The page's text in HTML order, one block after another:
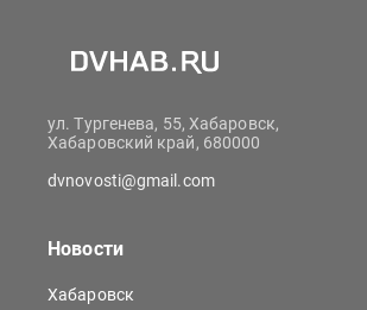
ул. Тургенева, 55, Хабаровск,
Хабаровский край, 680000
dvnovosti@gmail.com
Новости
Хабаровск